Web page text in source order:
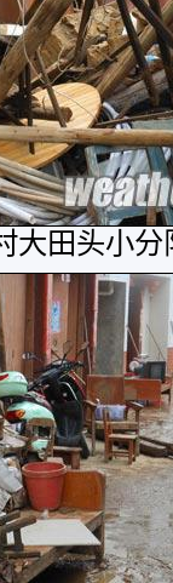
大田头小